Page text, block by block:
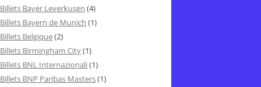
Billets Bayer Leverkusen (4)
Billets Bayern de Munich (1)
Billets Belgique(2)
Billets Birmingham City(1)
Billets BNL Internazionali(1)
Billets BNP Paribas Masters(1)